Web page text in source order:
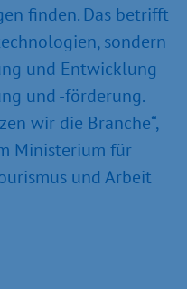
finden. Das betrifft
sondern
und Entwicklung
und -förderung.
wir die Branche“,
Ministerium für
und Arbeit